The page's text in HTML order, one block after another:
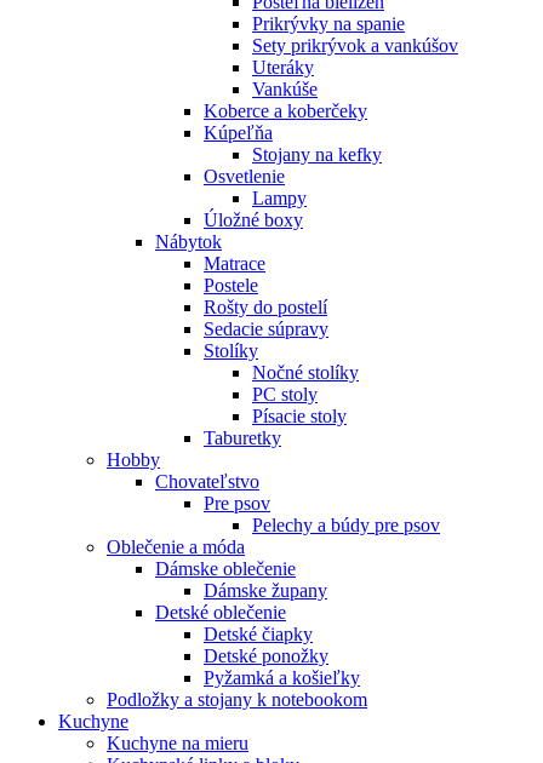
Prikrývky na spanie
Sety prikrývok a vankúšov
Uteráky
Vankúše
Koberce a koberčeky
Kúpeľňa
Stojany na kefky
Osvetlenie
Lampy
Úložné boxy
Nábytok
Matrace
Postele
Rošty do postelí
Sedacie súpravy
Stolíky
Nočné stolíky
PC stoly
Písacie stoly
Taburetky
Hobby
Chovateľstvo
Pre psov
Pelechy a búdy pre psov
Oblečenie a móda
Dámske oblečenie
Dámske župany
Detské oblečenie
Detské čiapky
Detské ponožky
Pyžamká a košieľky
Podložky a stojany k notebookom
Kuchyne
Kuchyne na mieru